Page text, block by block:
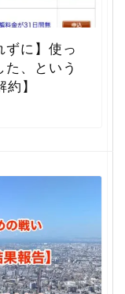
ずに】使っ
、という
】